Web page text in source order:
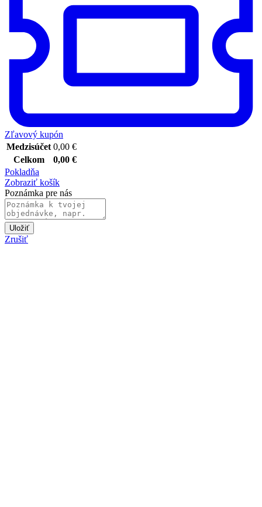
Zľavový kupón
Medzisúčet 0,00 €
Celkom
0,00 €
Pokladňa
Zobraziť košík
Poznámka pre nás
Uložiť
Zrušiť